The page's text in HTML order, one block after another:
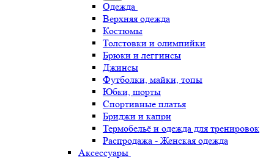
Одежда
Верхняя одежда
Костюмы
Толстовки и олимпийки
Брюки и леггинсы
Джинсы
Футболки, майки, топы
Юбки, шорты
Спортивные платья
Бриджи и капри
Термобельё и одежда для тренировок
Распродажа - Женская одежда
Аксессуары